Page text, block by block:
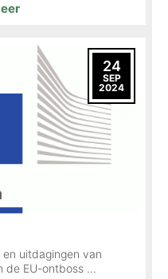
24
SEP
2024
uitdagingen van
de EU-ontboss ...